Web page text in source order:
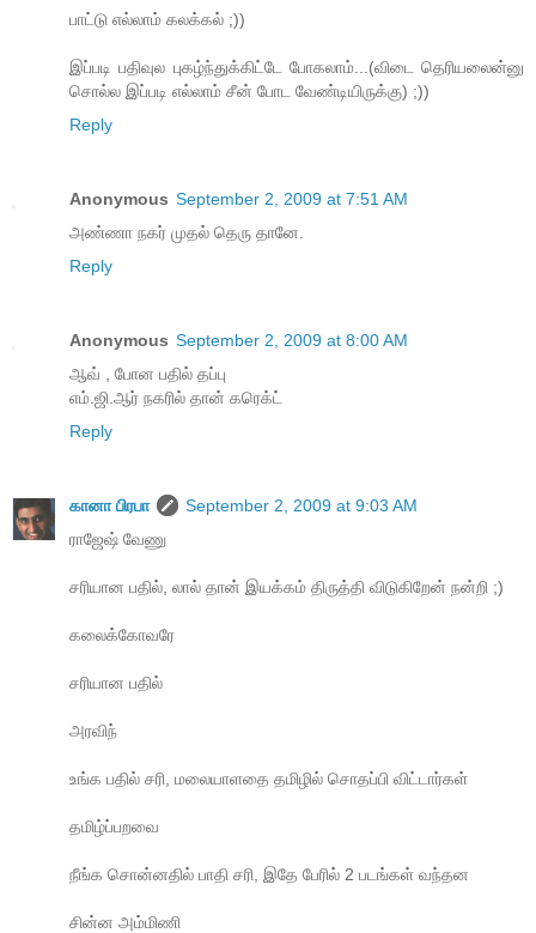
பாட்டு எல்லாம் கலக்கல் ;))
இப்படி பதிவுல புகழ்ந்துக்கிட்டே போகலாம்...(விடை தெரியலைன்னு
சொல்ல இப்படி எல்லாம் சீன் போட வேண்டியிருக்கு) ;))
Reply
Anonymous September 2, 2009 at 7:51 AM
அண்ணா நகர் முதல் தெரு தானே.
Reply
Anonymous September 2, 2009 at 8:00 AM
ஆவ் , போன பதில் தப்பு
எம்.ஜி.ஆர் நகரில் தான் கரெக்ட்
Reply
கானா பிரபா
September 2, 2009 at 9:03 AM
ராஜேஷ் வேணு
சரியான பதில், லால் தான் இயக்கம் திருத்தி விடுகிறேன் நன்றி ;)
கலைக்கோவரே
சரியான பதில்
அரவிந்
உங்க பதில் சரி, மலையாளதை தமிழில் சொதப்பி விட்டார்கள்
தமிழ்ப்பறவை
நீங்க சொன்னதில் பாதி சரி, இதே பேரில் 2 படங்கள் வந்தன
சின்ன அம்மிணி